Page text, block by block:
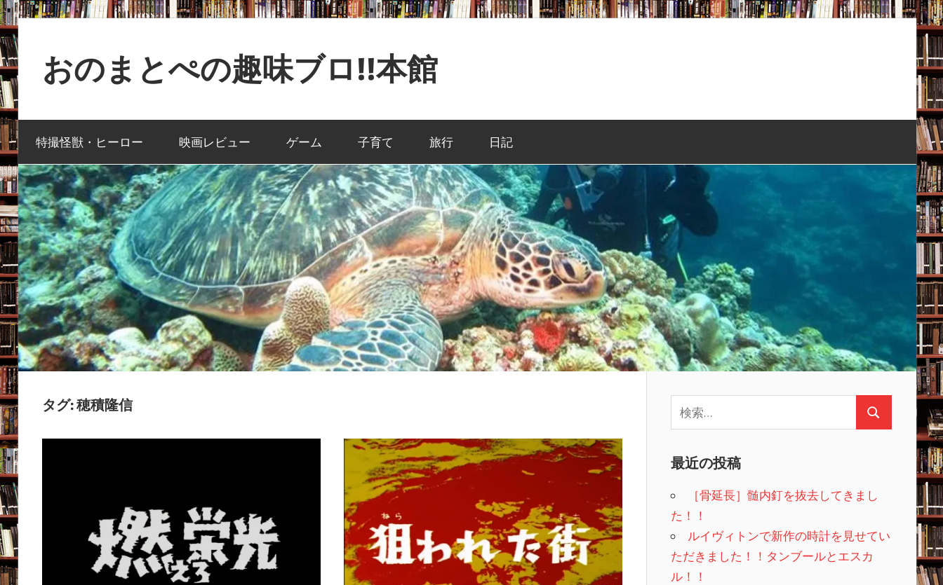
コ
ン
テ
ン
ツ
へ
ス
キ
ッ
プ
おのまとぺの趣味ブロ!!本館
撮
と
か
映
画
と
か
ゲ
ー
ム
の
ブ
ロ
特撮怪獣・ヒーロー 映画レビュー ゲーム 子育て 旅行 日記
タグ:穂積隆信
索:
検
最近の投稿
［骨延長］髄内釘を抜去してきまし
た！！
ルイヴィトンで新作の時計を見せてい
ただきました！！タンブールとエスカ
ル！！